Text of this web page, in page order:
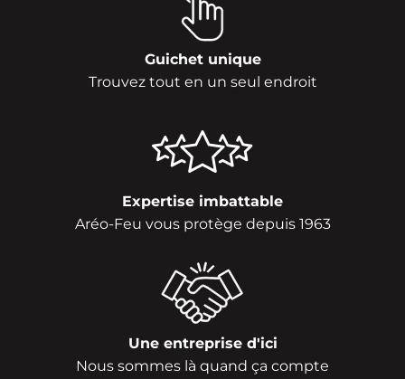
Guichet unique
Trouvez tout en un seul endroit
Expertise imbattable
Aréo-Feu vous protège depuis 1963
Une entreprise d'ici
Nous sommes là quand ça compte